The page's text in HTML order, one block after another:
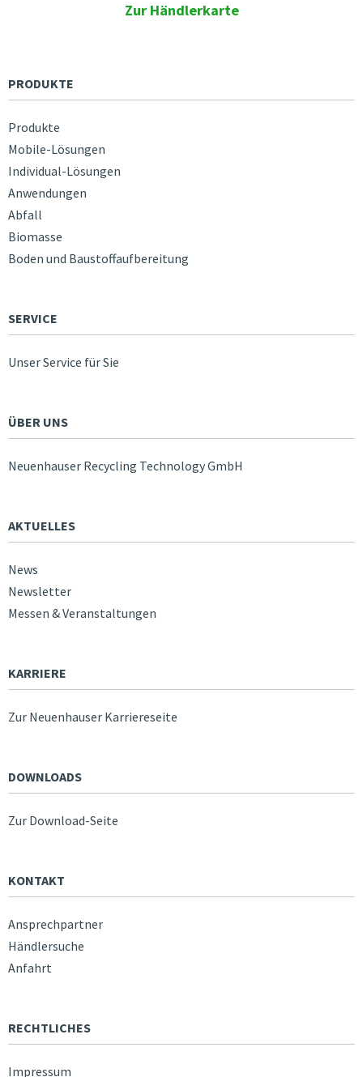
Zur Händlerkarte
PRODUKTE
Produkte
Mobile-Lösungen
Individual-Lösungen
Anwendungen
Abfall
Biomasse
Boden und Baustoffaufbereitung
SERVICE
Unser Service für Sie
ÜBER UNS
Neuenhauser Recycling Technology GmbH
AKTUELLES
News
Newsletter
Messen & Veranstaltungen
KARRIERE
Zur Neuenhauser Karriereseite
DOWNLOADS
Zur Download-Seite
KONTAKT
Ansprechpartner
Händlersuche
Anfahrt
RECHTLICHES
Impressum